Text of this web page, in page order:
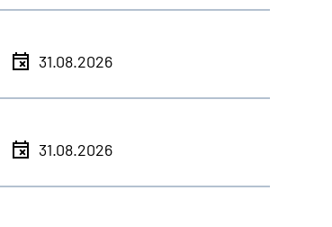
31.08.2026
31.08.2026